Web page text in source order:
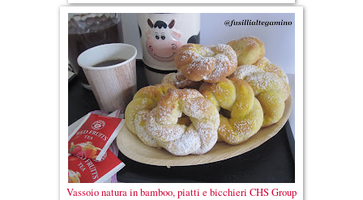
Vassoio natura in bamboo, piatti e bicchieri CHS Group